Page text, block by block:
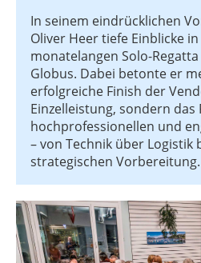
In seinem eindrücklichen
Oliver Heer tiefe Einblicke
monatelangen Solo-
Globus. Dabei betonte er
erfolgreiche Finish der
Einzelleistung, sondern das
hochprofessionellen und
– von Technik über Logistik
strategischen Vorbereitung.